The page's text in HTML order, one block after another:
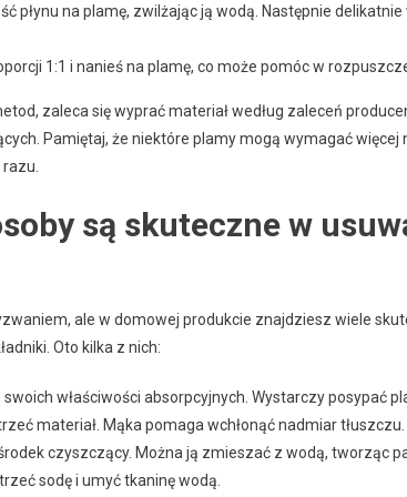
płynu na plamę, zwilżając ją wodą. Następnie
1:1 i nanieś na plamę, co może pomóc w
zaleca się wyprać materiał według zaleceń
Pamiętaj, że niektóre plamy mogą wymagać więcej
są skuteczne w
ale w domowej produkcie znajdziesz wiele
Oto kilka z nich:
właściwości absorpcyjnych. Wystarczy posypać
materiał. Mąka pomaga wchłonąć nadmiar tłuszczu.
czyszczący. Można ją zmieszać z wodą, tworząc
sodę i umyć tkaninę wodą.